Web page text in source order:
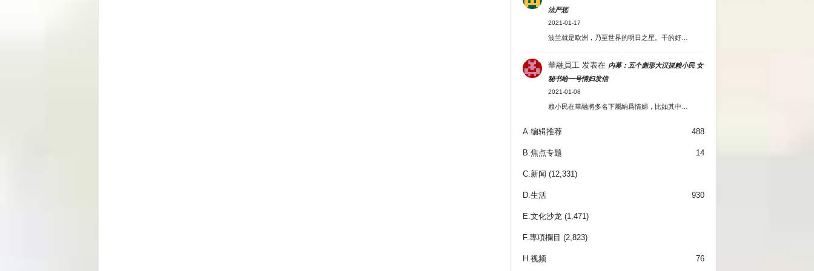
法严惩
2021-01-17
波兰就是欧洲，乃至世界的明日之星。干的好…
華融員工 发表在 内幕：五个彪形大汉抓赖小民 女
秘书给一号情妇发信
2021-01-08
賴小民在華融將多名下屬納爲情婦，比如其中…
A.编辑推荐 488
B.焦点专题 14
C.新闻 (12,331)
D.生活 930
E.文化沙龙 (1,471)
F.專項欄目 (2,823)
H.视频 76